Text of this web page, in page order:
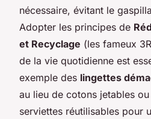
nécessaire, évitant le
Adopter les principes de
et Recyclage (les fameux
de la vie quotidienne est
exemple des lingettes
au lieu de cotons jetables
serviettes réutilisables pour